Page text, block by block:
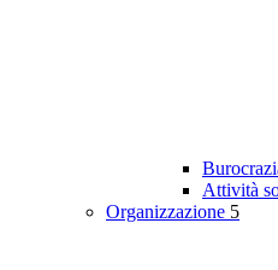
Attività
Organizzazione 5